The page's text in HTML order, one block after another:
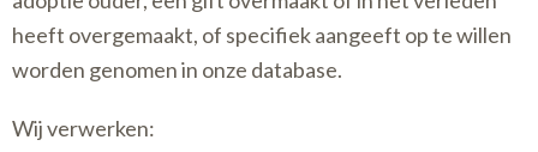
heeft overgemaakt, of specifiek aangeeft op te willen
worden genomen in onze database.
Wij verwerken: